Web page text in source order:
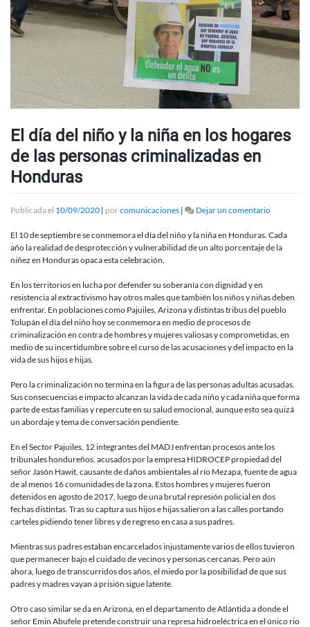
El día del niño y la niña en los hogares
de las personas criminalizadas en
Honduras
Publicada el 10/09/2020 | porcomunicaciones | Dejar un comentarioen
día
del
niña
en
hogares
de
en
Honduras
El 10 de septiembre se conmemora el día del niño y la niña en Honduras. Cada
año la realidad de desprotección y vulnerabilidad de un alto porcentaje de la
niñez en Honduras opaca esta celebración.
En los territorios en lucha por defender su soberanía con dignidad y en
resistencia al extractivismo hay otros males que también los niños y niñas deben
enfrentar. En poblaciones como Pajuiles, Arizona y distintas tribus del pueblo
Tolupán el día del niño hoy se conmemora en medio de procesos de
criminalización en contra de hombres y mujeres valiosas y comprometidas, en
medio de su incertidumbre sobre el curso de las acusaciones y del impacto en la
vida de sus hijos e hijas.
Pero la criminalización no termina en la figura de las personas adultas acusadas.
Sus consecuencias e impacto alcanzan la vida de cada niño y cada niña que forma
parte de estas familias y repercute en su salud emocional, aunque esto sea quizá
un abordaje y tema de conversación pendiente.
En el Sector Pajuiles, 12 integrantes del MADJ enfrentan procesos ante los
tribunales hondureños, acusados por la empresa HIDROCEP propiedad del
señor Jasón Hawit, causante de daños ambientales al río Mezapa, fuente de agua
de al menos 16 comunidades de la zona. Estos hombres y mujeres fueron
detenidos en agosto de 2017, luego de una brutal represión policial en dos
fechas distintas. Tras su captura sus hijos e hijas salieron a las calles portando
carteles pidiendo tener libres y de regreso en casa a sus padres.
Mientras sus padres estaban encarcelados injustamente varios de ellos tuvieron
que permanecer bajo el cuidado de vecinos y personas cercanas. Pero aún
ahora, luego de transcurridos dos años, el miedo por la posibilidad de que sus
padres y madres vayan a prisión sigue latente.
Otro caso similar se da en Arizona, en el departamento de Atlántida a donde el
señor Emin Abufele pretende construir una represa hidroeléctrica en el único rio